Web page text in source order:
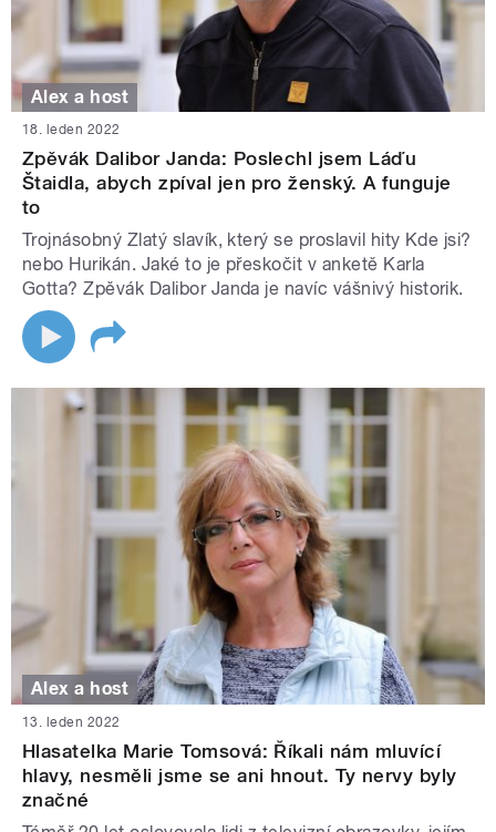
Alex a host
18. leden 2022
Zpěvák Dalibor Janda: Poslechl jsem Láďu
Štaidla, abych zpíval jen pro ženský. A funguje
to
Trojnásobný Zlatý slavík, který se proslavil hity Kde jsi?
nebo Hurikán. Jaké to je přeskočit v anketě Karla
Gotta? Zpěvák Dalibor Janda je navíc vášnivý historik.
Alex a host
13. leden 2022
Hlasatelka Marie Tomsová: Říkali nám mluvící
hlavy, nesměli jsme se ani hnout. Ty nervy byly
značné